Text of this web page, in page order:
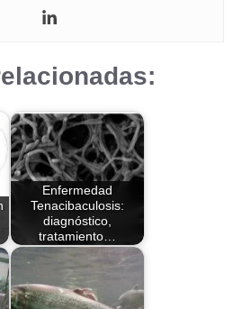
Enfermedad
Tenacibaculosis:
diagnóstico,
tratamiento…